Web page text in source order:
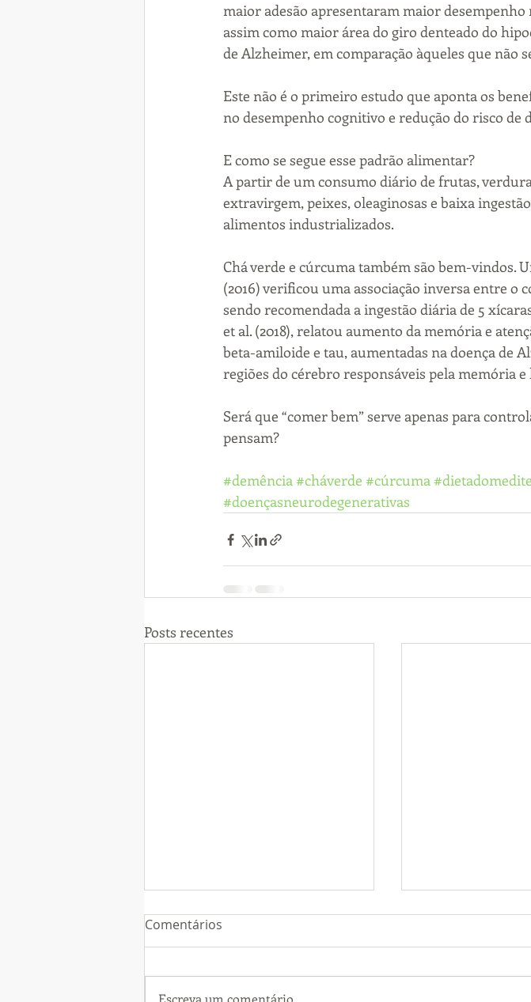
maior adesão apresentaram maior
assim como maior área do giro denteado do
de Alzheimer, em comparação àqueles que
Este não é o primeiro estudo que aponta os
no desempenho cognitivo e redução do risco de
E como se segue esse padrão alimentar?
A partir de um consumo diário de frutas,
extravirgem, peixes, oleaginosas e baixa
alimentos industrializados.
Chá verde e cúrcuma também são bem-vindos.
(2016) verificou uma associação inversa entre o
sendo recomendada a ingestão diária de 5
et al. (2018), relatou aumento da memória e
beta-amiloide e tau, aumentadas na doença de
regiões do cérebro responsáveis pela memória
Será que “comer bem” serve apenas para
pensam?
#demência#cháverde #cúrcuma
#doençasneurodegenerativas
Posts recentes
Comentários